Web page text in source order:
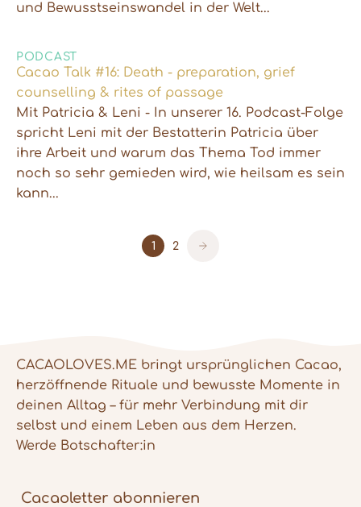
und Bewusstseinswandel in der Welt...
PODCAST
Cacao Talk #16: Death - preparation, grief
counselling & rites of passage
Mit Patricia & Leni - In unserer 16. Podcast-Folge
spricht Leni mit der Bestatterin Patricia über
ihre Arbeit und warum das Thema Tod immer
noch so sehr gemieden wird, wie heilsam es sein
kann...
1 2
CACAOLOVES.ME bringt ursprünglichen Cacao,
herzöffnende Rituale und bewusste Momente in
deinen Alltag – für mehr Verbindung mit dir
selbst und einem Leben aus dem Herzen.
Werde Botschafter:in
Cacaoletter abonnieren